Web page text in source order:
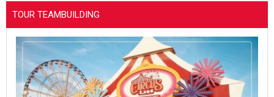
TOUR TEAMBUILDING